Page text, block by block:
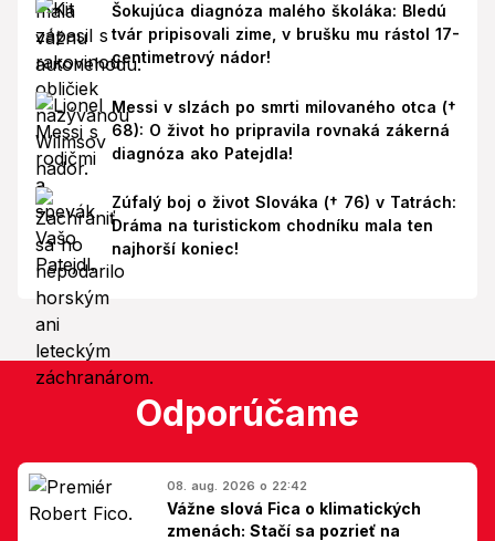
Šokujúca diagnóza malého školáka: Bledú
tvár pripisovali zime, v brušku mu rástol 17-
centimetrový nádor!
Messi v slzách po smrti milovaného otca (†
68): O život ho pripravila rovnaká zákerná
diagnóza ako Patejdla!
Zúfalý boj o život Slováka († 76) v Tatrách:
Dráma na turistickom chodníku mala ten
najhorší koniec!
Odporúčame
08. aug. 2026 o 22:42
Vážne slová Fica o klimatických
zmenách: Stačí sa pozrieť na